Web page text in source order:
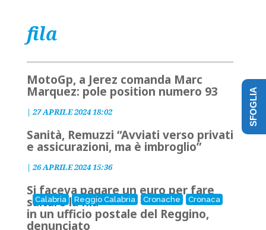
fila
MotoGp, a Jerez comanda Marc
Marquez: pole position numero 93
| 27 APRILE 2024 18:02
Sanità, Remuzzi “Avviati verso privati
e assicurazioni, ma è imbroglio”
| 26 APRILE 2024 15:36
Calabria Reggio Calabria Cronache Cronaca
Si faceva pagare un euro per fare
saltare la fila
in un ufficio postale del Reggino,
denunciato
SFOGLIA